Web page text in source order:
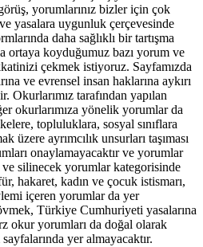
yorumlarınız bizler için çok
yasalara uygunluk çerçevesinde
daha sağlıklı bir tartışma
ortaya koyduğumuz bazı yorum ve
çekmek istiyoruz. Sayfamızda
ve evrensel insan haklarına aykırı
tarafından yapılan
okurlarımıza yönelik yorumlar da
topluluklara, sosyal sınıflara
üzere ayrımcılık unsurları taşıması
onaylamayacaktır ve yorumlar
silinecek yorumlar kategorisinde
hakaret, kadın ve çocuk istismarı,
içeren yorumlar da yer
Türkiye Cumhuriyeti yasalarına
okur yorumları da doğal olarak
yer almayacaktır.